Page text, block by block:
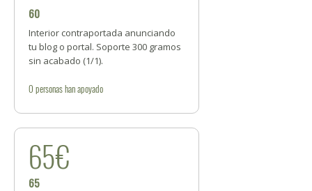
60
Interior contraportada anunciando
tu blog o portal. Soporte 300 gramos
sin acabado (1/1).
0 personashan apoyado
65€
65